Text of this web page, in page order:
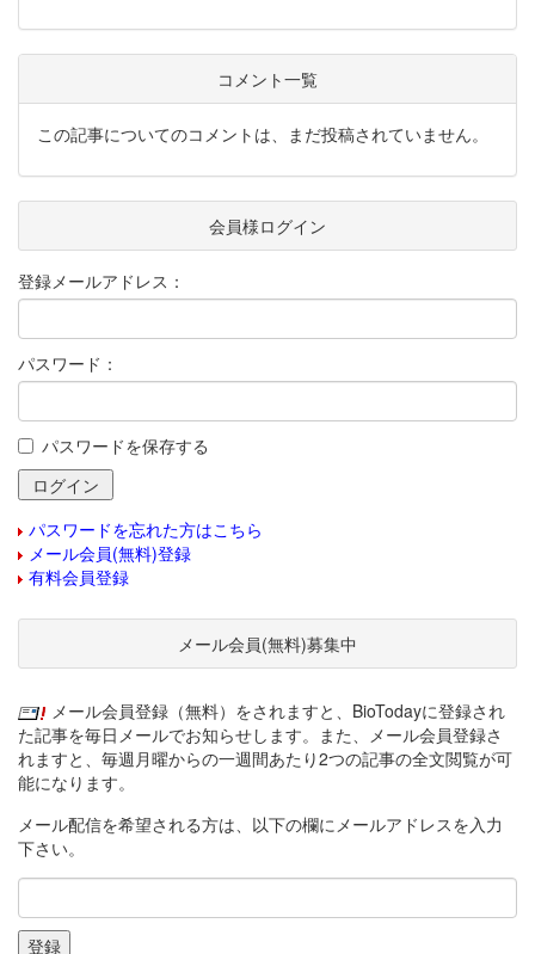
コメント一覧
この記事についてのコメントは、まだ投稿されていません。
会員様ログイン
登録メールアドレス：
パスワード：
パスワードを保存する
パスワードを忘れた方はこちら
メール会員(無料)登録
有料会員登録
メール会員(無料)募集中
メール会員登録（無料）をされますと、BioTodayに登録され
た記事を毎日メールでお知らせします。また、メール会員登録さ
れますと、毎週月曜からの一週間あたり2つの記事の全文閲覧が可
能になります。
メール配信を希望される方は、以下の欄にメールアドレスを入力
下さい。